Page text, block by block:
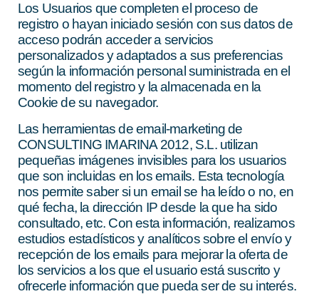
Los Usuarios que completen el proceso de
registro o hayan iniciado sesión con sus datos de
acceso podrán acceder a servicios
personalizados y adaptados a sus preferencias
según la información personal suministrada en el
momento del registro y la almacenada en la
Cookie de su navegador.
Las herramientas de email-marketing de
CONSULTING IMARINA 2012, S.L. utilizan
pequeñas imágenes invisibles para los usuarios
que son incluidas en los emails. Esta tecnología
nos permite saber si un email se ha leído o no, en
qué fecha, la dirección IP desde la que ha sido
consultado, etc. Con esta información, realizamos
estudios estadísticos y analíticos sobre el envío y
recepción de los emails para mejorar la oferta de
los servicios a los que el usuario está suscrito y
ofrecerle información que pueda ser de su interés.